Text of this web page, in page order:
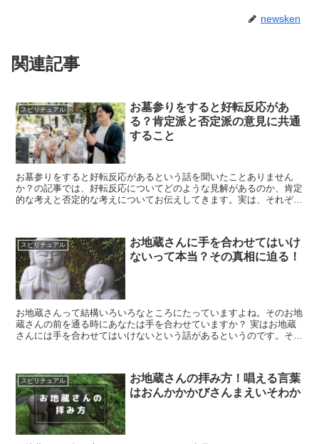
newsken
関連記事
スピリチュアル
お墓参りをすると好転反応があ
る？肯定派と否定派の意見に共通
すること
お墓参りをすると好転反応があるという話を聞いたことありません
か？の記事では、好転反応についてどのような見解があるのか、肯定
的な考えと否定的な考えについてお伝えしてきます。実は、それぞれ
スピリチュアル
お地蔵さんに手を合わせてはいけ
ないって本当？その真相に迫る！
お地蔵さんって結構いろいろなところにたっていますよね。そのお地
蔵さんの前を通る時にあなたは手を合わせていますか？ 実はお地蔵
さんには手を合わせてはいけないという話があるというのです。そこ
スピリチュアル
お地蔵さんの拝み方！唱える言葉
はおんかかかびさんまえいそわか